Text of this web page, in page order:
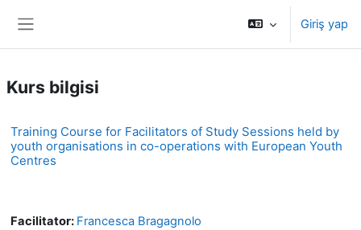
Giriş yap
Kurs bilgisi
Training Course for Facilitators of Study Sessions held by
youth organisations in co-operations with European Youth
Centres
Facilitator: Francesca Bragagnolo